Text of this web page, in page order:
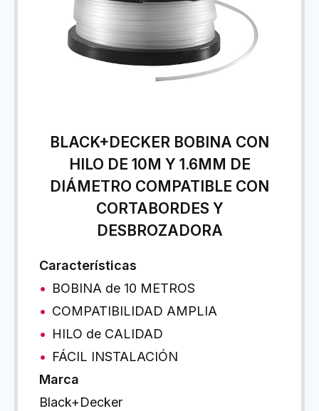
BLACK+DECKER BOBINA CON
HILO DE 10M Y 1.6MM DE
DIÁMETRO COMPATIBLE CON
CORTABORDES Y
DESBROZADORA
Características
BOBINA de 10 METROS
COMPATIBILIDAD AMPLIA
HILO de CALIDAD
FÁCIL INSTALACIÓN
Marca
Black+Decker